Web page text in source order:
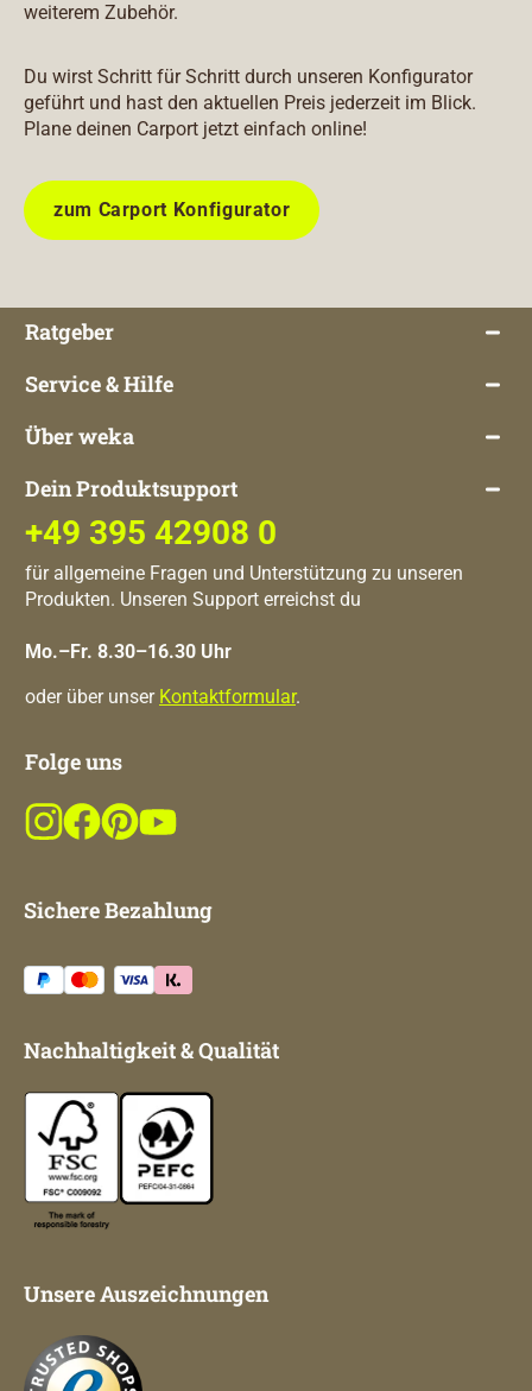
weiterem Zubehör.
Du wirst Schritt für Schritt durch unseren Konfigurator
geführt und hast den aktuellen Preis jederzeit im Blick.
Plane deinen Carport jetzt einfach online!
zum Carport Konfigurator
Ratgeber
Service & Hilfe
Über weka
Dein Produktsupport
+49 395 42908 0
für allgemeine Fragen und Unterstützung zu unseren
Produkten. Unseren Support erreichst du
Mo.–Fr. 8.30–16.30 Uhr
oder über unser Kontaktformular.
Folge uns
Sichere Bezahlung
Nachhaltigkeit & Qualität
Unsere Auszeichnungen